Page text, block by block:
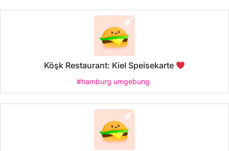
Köşk Restaurant: Kiel Speisekarte
#hamburg umgebung